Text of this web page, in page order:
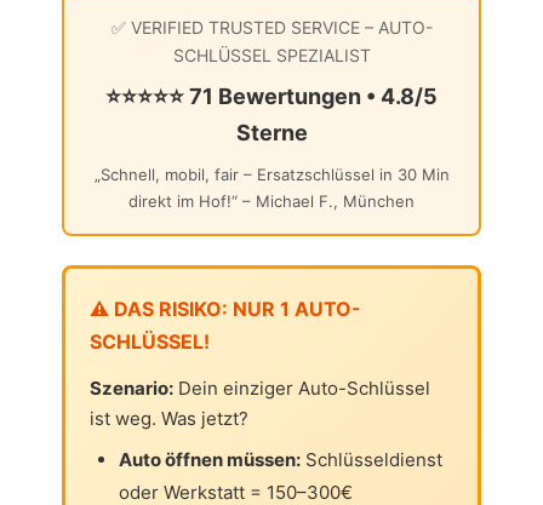
✅ VERIFIED TRUSTED SERVICE – AUTO-
SCHLÜSSEL SPEZIALIST
⭐⭐⭐⭐⭐ 71 Bewertungen • 4.8/5
Sterne
„Schnell, mobil, fair – Ersatzschlüssel in 30 Min
direkt im Hof!“ – Michael F., München
⚠️ DAS RISIKO: NUR 1 AUTO-
SCHLÜSSEL!
Szenario: Dein einziger Auto-Schlüssel
ist weg. Was jetzt?
Auto öffnen müssen: Schlüsseldienst
oder Werkstatt = 150–300€